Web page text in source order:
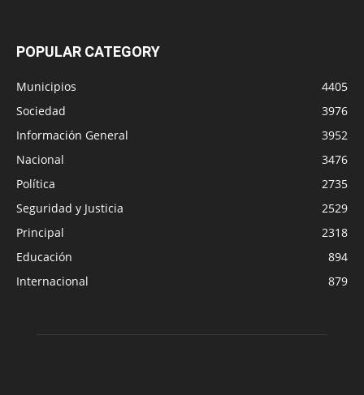
POPULAR CATEGORY
Municipios
4405
Sociedad
3976
Información General
3952
Nacional
3476
Política
2735
Seguridad y Justicia
2529
Principal
2318
Educación
894
Internacional
879